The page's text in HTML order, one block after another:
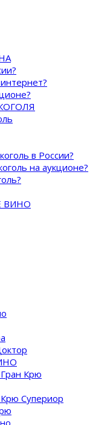
в России?
на аукционе?
ВИНО
Крю
Супериор